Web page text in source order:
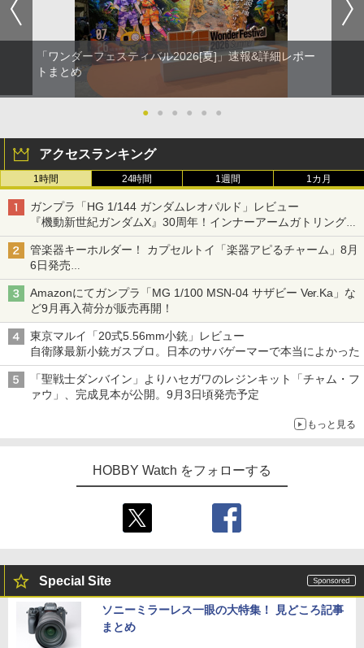
「ワンダーフェスティバル2026[夏]」速報&詳細レポー
トまとめ
● ● ● ● ● ●
アクセスランキング
1時間 24時間 1週間 1カ月
ガンプラ「HG 1/144 ガンダムレオパルド」レビュー
『機動新世紀ガンダムX』30周年！インナーアームガトリングの
変形機構まで再現し最新フォーマットでキット化！
管楽器キーホルダー！ カプセルトイ「楽器アピるチャーム」8月
6日発売
チューバ、テナサクなど5種各3色
Amazonにてガンプラ「MG 1/100 MSN-04 サザビー Ver.Ka」な
ど9月再入荷分が販売再開！
東京マルイ「20式5.56mm小銃」レビュー
自衛隊最新小銃ガスブロ。日本のサバゲーマーで本当によかった
「聖戦士ダンバイン」よりハセガワのレジンキット「チャム・フ
ァウ」、完成見本が公開。9月3日頃発売予定
もっと見る
HOBBY Watch をフォローする
Special Site
ソニーミラーレス一眼の大特集！ 見どころ記事
まとめ